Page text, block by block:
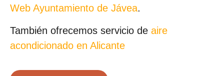
Web Ayuntamiento de Jávea.
También ofrecemos servicio de aire
acondicionado en Alicante